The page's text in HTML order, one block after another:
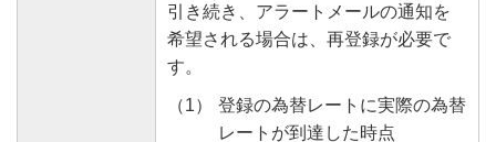
引き続き、アラートメールの通知を
希望される場合は、再登録が必要で
す。
登録の為替レートに実際の為替
レートが到達した時点